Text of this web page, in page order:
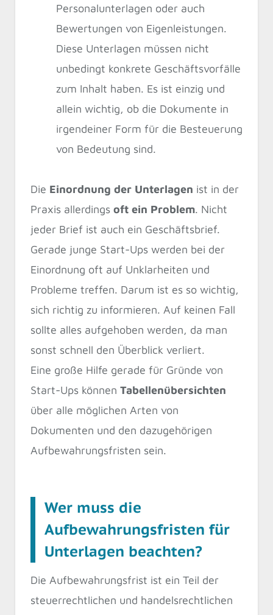
Personalunterlagen oder auch
Bewertungen von Eigenleistungen.
Diese Unterlagen müssen nicht
unbedingt konkrete Geschäftsvorfälle
zum Inhalt haben. Es ist einzig und
allein wichtig, ob die Dokumente in
irgendeiner Form für die Besteuerung
von Bedeutung sind.
Die Einordnung der Unterlagen ist in der
Praxis allerdings oft ein Problem. Nicht
jeder Brief ist auch ein Geschäftsbrief.
Gerade junge Start-Ups werden bei der
Einordnung oft auf Unklarheiten und
Probleme treffen. Darum ist es so wichtig,
sich richtig zu informieren. Auf keinen Fall
sollte alles aufgehoben werden, da man
sonst schnell den Überblick verliert.
Eine große Hilfe gerade für Gründe von
Start-Ups können Tabellenübersichten
über alle möglichen Arten von
Dokumenten und den dazugehörigen
Aufbewahrungsfristen sein.
Wer muss die
Aufbewahrungsfristen für
Unterlagen beachten?
Die Aufbewahrungsfrist ist ein Teil der
steuerrechtlichen und handelsrechtlichen